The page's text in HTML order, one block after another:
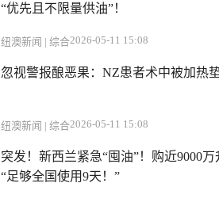
“优先且不限量供油”！
纽澳新闻 | 综合2026-05-11 15:08
忽视警报酿恶果：NZ患者术中被加热
纽澳新闻 | 综合2026-05-11 15:08
突发！新西兰紧急“囤油”！购近9000万
“足够全国使用9天！”